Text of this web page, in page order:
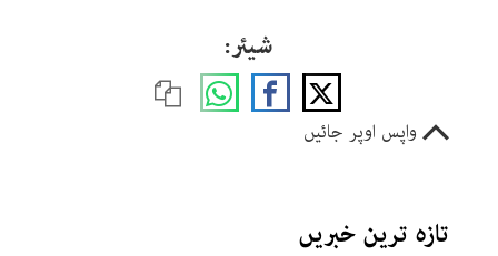
شیئر:
واپس اوپر جائیں
تازہ ترین خبریں